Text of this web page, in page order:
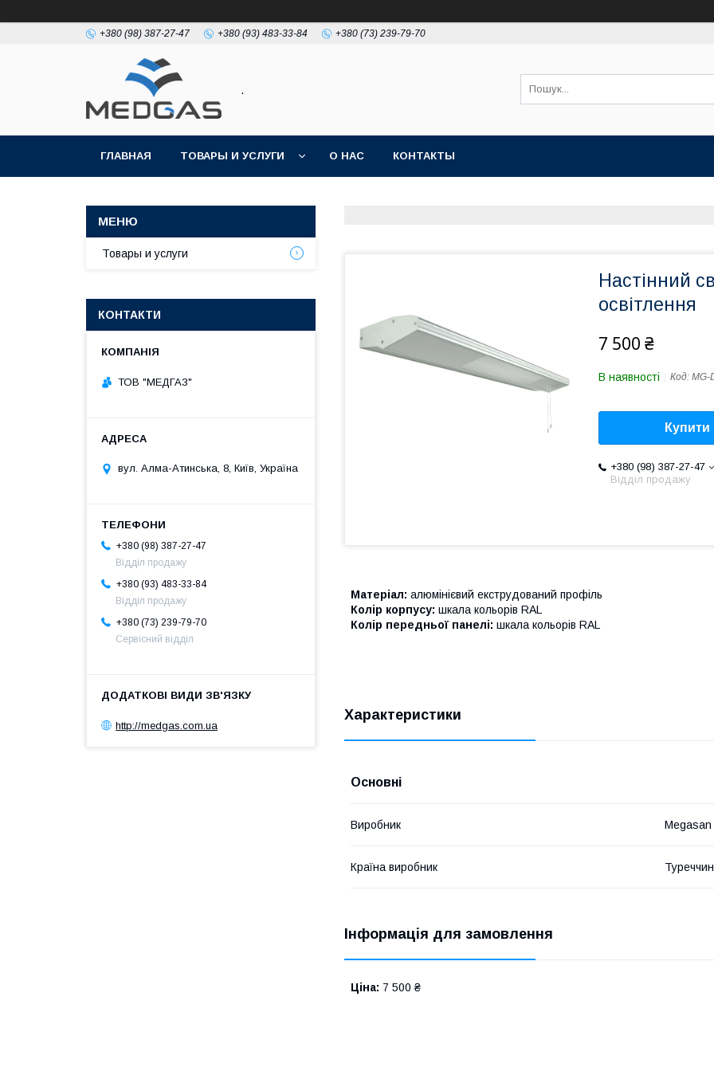
+380 (98) 387-27-47 +380 (93) 483-33-84 +380 (73) 239-79-70
.
ГЛАВНАЯ ТОВАРЫ И УСЛУГИ О НАС КОНТАКТЫ
Настінний
освітлення
7 500 ₴
В наявності Код: MG-
Купити
+380 (98) 387-27-47
Відділ продажу
Матеріал: алюмінієвий екструдований профіль
Колір корпусу: шкала кольорів RAL
Колір передньої панелі: шкала кольорів RAL
Характеристики
Основні
Виробник Megasan
Країна виробник
Інформація для замовлення
Ціна: 7 500 ₴
Товары и услуги
КОНТАКТИ
ТОВ "МЕДГАЗ"
вул. Алма-Атинська, 8, Київ, Україна
+380 (98) 387-27-47
Відділ продажу
+380 (93) 483-33-84
Відділ продажу
+380 (73) 239-79-70
Сервісний відділ
http://medgas.com.ua